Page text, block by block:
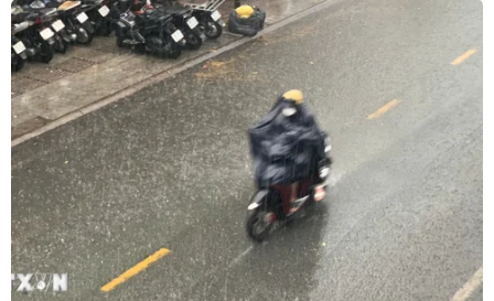
TIN LIÊN QUAN